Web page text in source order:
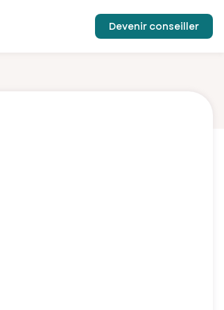
Devenir conseiller